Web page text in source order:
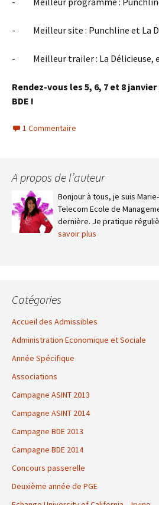
- Meilleur site : Punchline et La
- Meilleur trailer : La Délicieuse,
Rendez-vous les 5, 6, 7 et 8
BDE !
1 Commentaire
A propos de l’auteur
Bonjour à tous, je suis
Telecom Ecole de
dernière. Je pratique
savoir plus
Catégories
Accueil des Admissibles
Administration Economique et Sociale
Année Spécifique
Associations
Campagne ASINT 2013
Campagne ASINT 2014
Campagne BDE 2013
Campagne BDE 2014
Concours passerelle
Deuxième année de PGE